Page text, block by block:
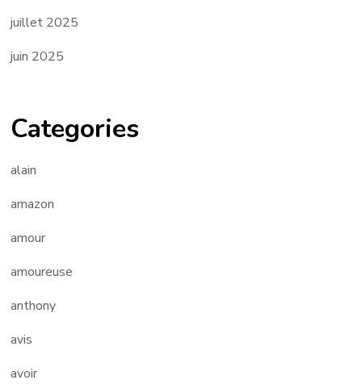
juillet 2025
juin 2025
Categories
alain
amazon
amour
amoureuse
anthony
avis
avoir